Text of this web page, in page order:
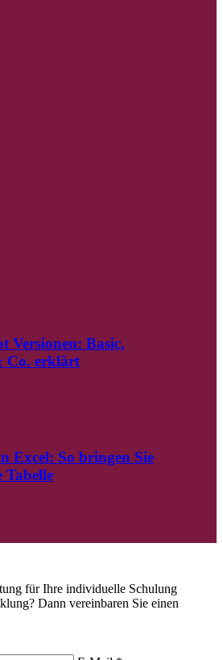
Versionen: Basic,
Co. erklärt
Excel: So bringen Sie
Tabelle
für Ihre individuelle Schulung
Dann vereinbaren Sie einen